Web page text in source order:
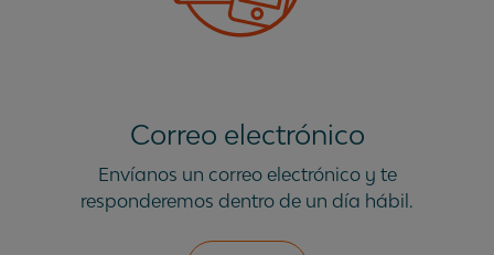
Correo electrónico
Envíanos un correo electrónico y te
responderemos dentro de un día hábil.